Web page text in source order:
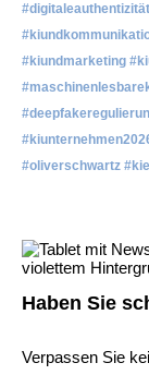
#kiundmarketing
#oliverschwartz
Haben Sie
Verpassen Sie